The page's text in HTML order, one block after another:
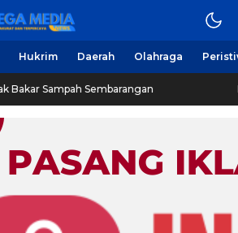
Hukrim Daerah Olahraga
Sembarangan